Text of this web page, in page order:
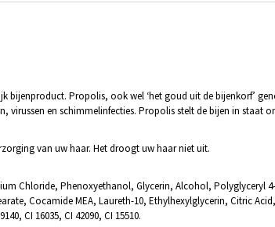
bijenproduct. Propolis, ook wel ‘het goud uit de bijenkorf’
virussen en schimmelinfecties. Propolis stelt de bijen in staat
van uw haar. Het droogt uw haar niet uit.
Chloride, Phenoxyethanol, Glycerin, Alcohol, Polyglyceryl
Cocamide MEA, Laureth-10, Ethylhexylglycerin, Citric
CI 16035, CI 42090, CI 15510.